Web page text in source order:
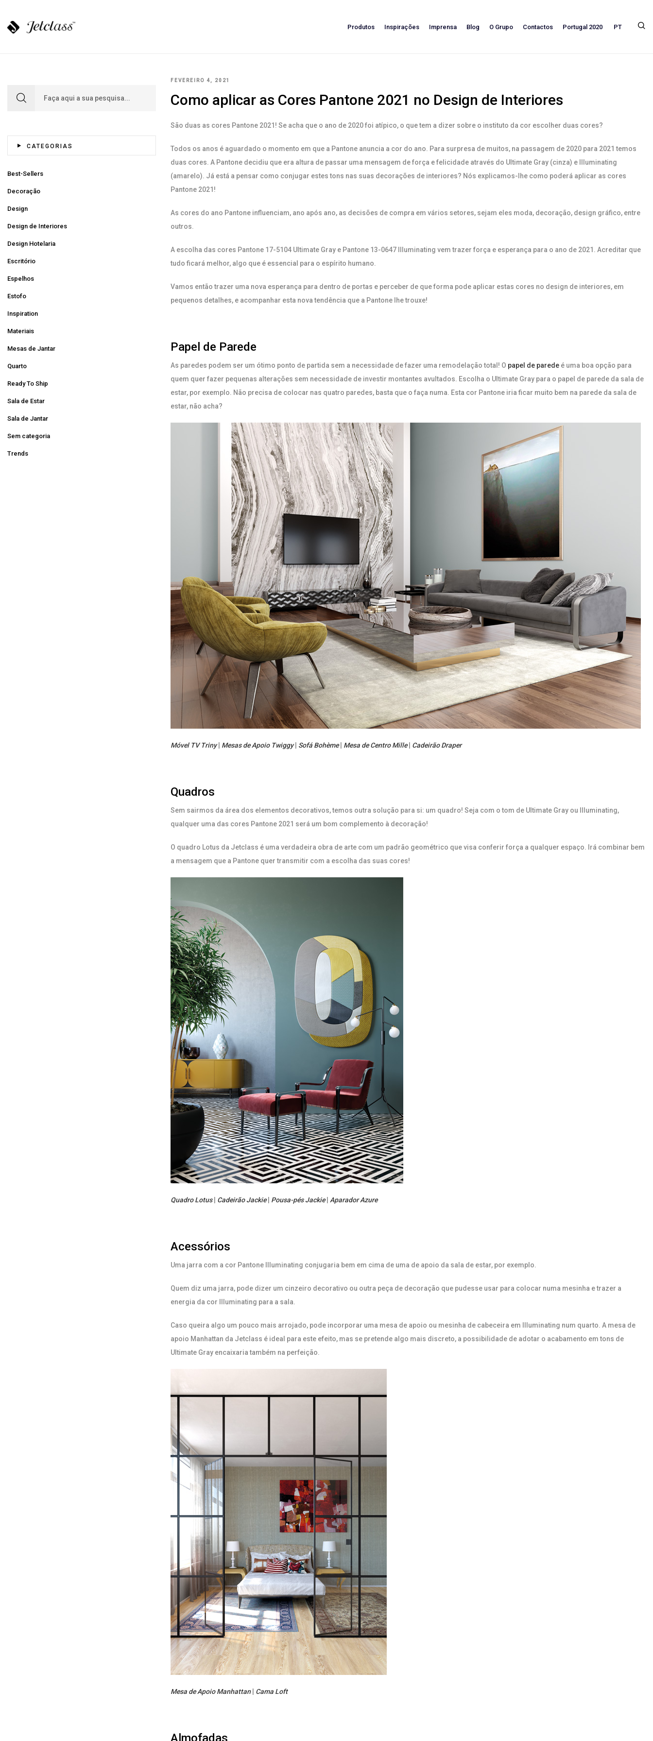
Produtos Inspirações Imprensa Blog O Grupo Contactos Portugal 2020 PT
FEVEREIRO 4, 2021
Como aplicar as Cores Pantone 2021 no Design de Interiores
São duas as cores Pantone 2021! Se acha que o ano de 2020 foi atípico, o que tem a dizer sobre o instituto da cor escolher duas cores?
Todos os anos é aguardado o momento em que a Pantone anuncia a cor do ano. Para surpresa de muitos, na passagem de 2020 para 2021 temos
duas cores. A Pantone decidiu que era altura de passar uma mensagem de força e felicidade através do Ultimate Gray (cinza) e Illuminating
(amarelo). Já está a pensar como conjugar estes tons nas suas decorações de interiores? Nós explicamos-lhe como poderá aplicar as cores
Pantone 2021!
As cores do ano Pantone influenciam, ano após ano, as decisões de compra em vários setores, sejam eles moda, decoração, design gráfico, entre
outros.
A escolha das cores Pantone 17-5104 Ultimate Gray e Pantone 13-0647 Illuminating vem trazer força e esperança para o ano de 2021. Acreditar que
tudo ficará melhor, algo que é essencial para o espírito humano.
Vamos então trazer uma nova esperança para dentro de portas e perceber de que forma pode aplicar estas cores no design de interiores, em
pequenos detalhes, e acompanhar esta nova tendência que a Pantone lhe trouxe!
Papel de Parede
As paredes podem ser um ótimo ponto de partida sem a necessidade de fazer uma remodelação total! O papel de parede é uma boa opção para
quem quer fazer pequenas alterações sem necessidade de investir montantes avultados. Escolha o Ultimate Gray para o papel de parede da sala de
estar, por exemplo. Não precisa de colocar nas quatro paredes, basta que o faça numa. Esta cor Pantone iria ficar muito bem na parede da sala de
estar, não acha?
Móvel TV Triny| Mesas de Apoio Twiggy| Sofá Bohème| Mesa de Centro Mille| Cadeirão Draper
Quadros
Sem sairmos da área dos elementos decorativos, temos outra solução para si: um quadro! Seja com o tom de Ultimate Gray ou Illuminating,
qualquer uma das cores Pantone 2021 será um bom complemento à decoração!
O quadro Lotus da Jetclass é uma verdadeira obra de arte com um padrão geométrico que visa conferir força a qualquer espaço. Irá combinar bem
a mensagem que a Pantone quer transmitir com a escolha das suas cores!
Quadro Lotus| Cadeirão Jackie| Pousa-pés Jackie Aparador Azure
Acessórios
Uma jarra com a cor Pantone Illuminating conjugaria bem em cima de uma de apoio da sala de estar, por exemplo.
Quem diz uma jarra, pode dizer um cinzeiro decorativo ou outra peça de decoração que pudesse usar para colocar numa mesinha e trazer a
energia da cor Illuminating para a sala.
Caso queira algo um pouco mais arrojado, pode incorporar uma mesa de apoio ou mesinha de cabeceira em Illuminating num quarto. A mesa de
apoio Manhattan da Jetclass é ideal para este efeito, mas se pretende algo mais discreto, a possibilidade de adotar o acabamento em tons de
Ultimate Gray encaixaria também na perfeição.
Mesa de Apoio Manhattan| Cama Loft
Almofadas
Search for:
CATEGORIAS
Best-Sellers
Decoração
Design
Design de Interiores
Design Hotelaria
Escritório
Espelhos
Estofo
Inspiration
Materiais
Mesas de Jantar
Quarto
Ready To Ship
Sala de Estar
Sala de Jantar
Sem categoria
Trends